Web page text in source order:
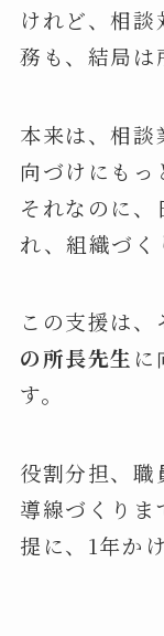
けれど、相
務も、結局は
本来は、相
向づけにもっ
それなのに
れ、組織づく
この支援は、
の所長先生
す。
役割分担、職
導線づくりま
提に、1年か